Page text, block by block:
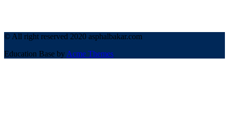
© All right reserved 2020 asphalbakar.com
Education Base by Acme Themes